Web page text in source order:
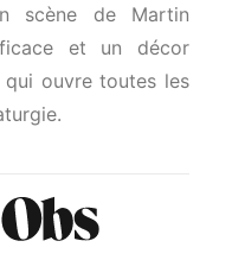
scène de Martin
et un décor
ouvre toutes les